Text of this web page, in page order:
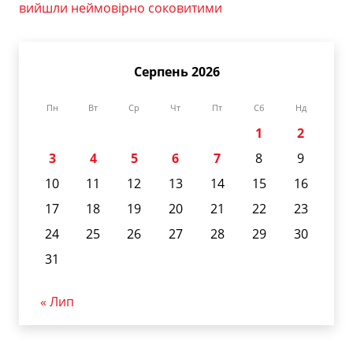
вийшли неймовірно соковитими
Серпень 2026
Пн Вт Ср Чт Пт Сб Нд
1
2
3
4 5 6 7 8
9
10
11 12 13 14 15
16
17
18 19 20 21 22
23
24
25 26 27 28 29
30
31
« Лип